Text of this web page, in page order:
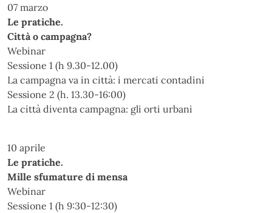
07 marzo
Le pratiche.
Città o campagna?
Webinar
Sessione 1 (h 9.30-12.00)
La campagna va in città: i mercati contadini
Sessione 2 (h. 13.30-16:00)
La città diventa campagna: gli orti urbani
10 aprile
Le pratiche.
Mille sfumature di mensa
Webinar
Sessione 1 (h 9:30-12:30)